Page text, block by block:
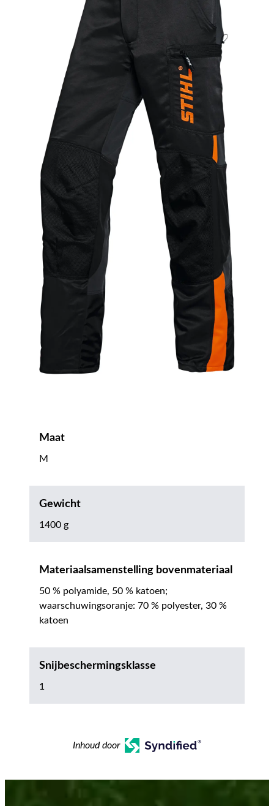
Maat
M
Gewicht
1400 g
Materiaalsamenstelling bovenmateriaal
50 % polyamide, 50 % katoen;
waarschuwingsoranje: 70 % polyester, 30 %
katoen
Snijbeschermingsklasse
1
Inhoud door